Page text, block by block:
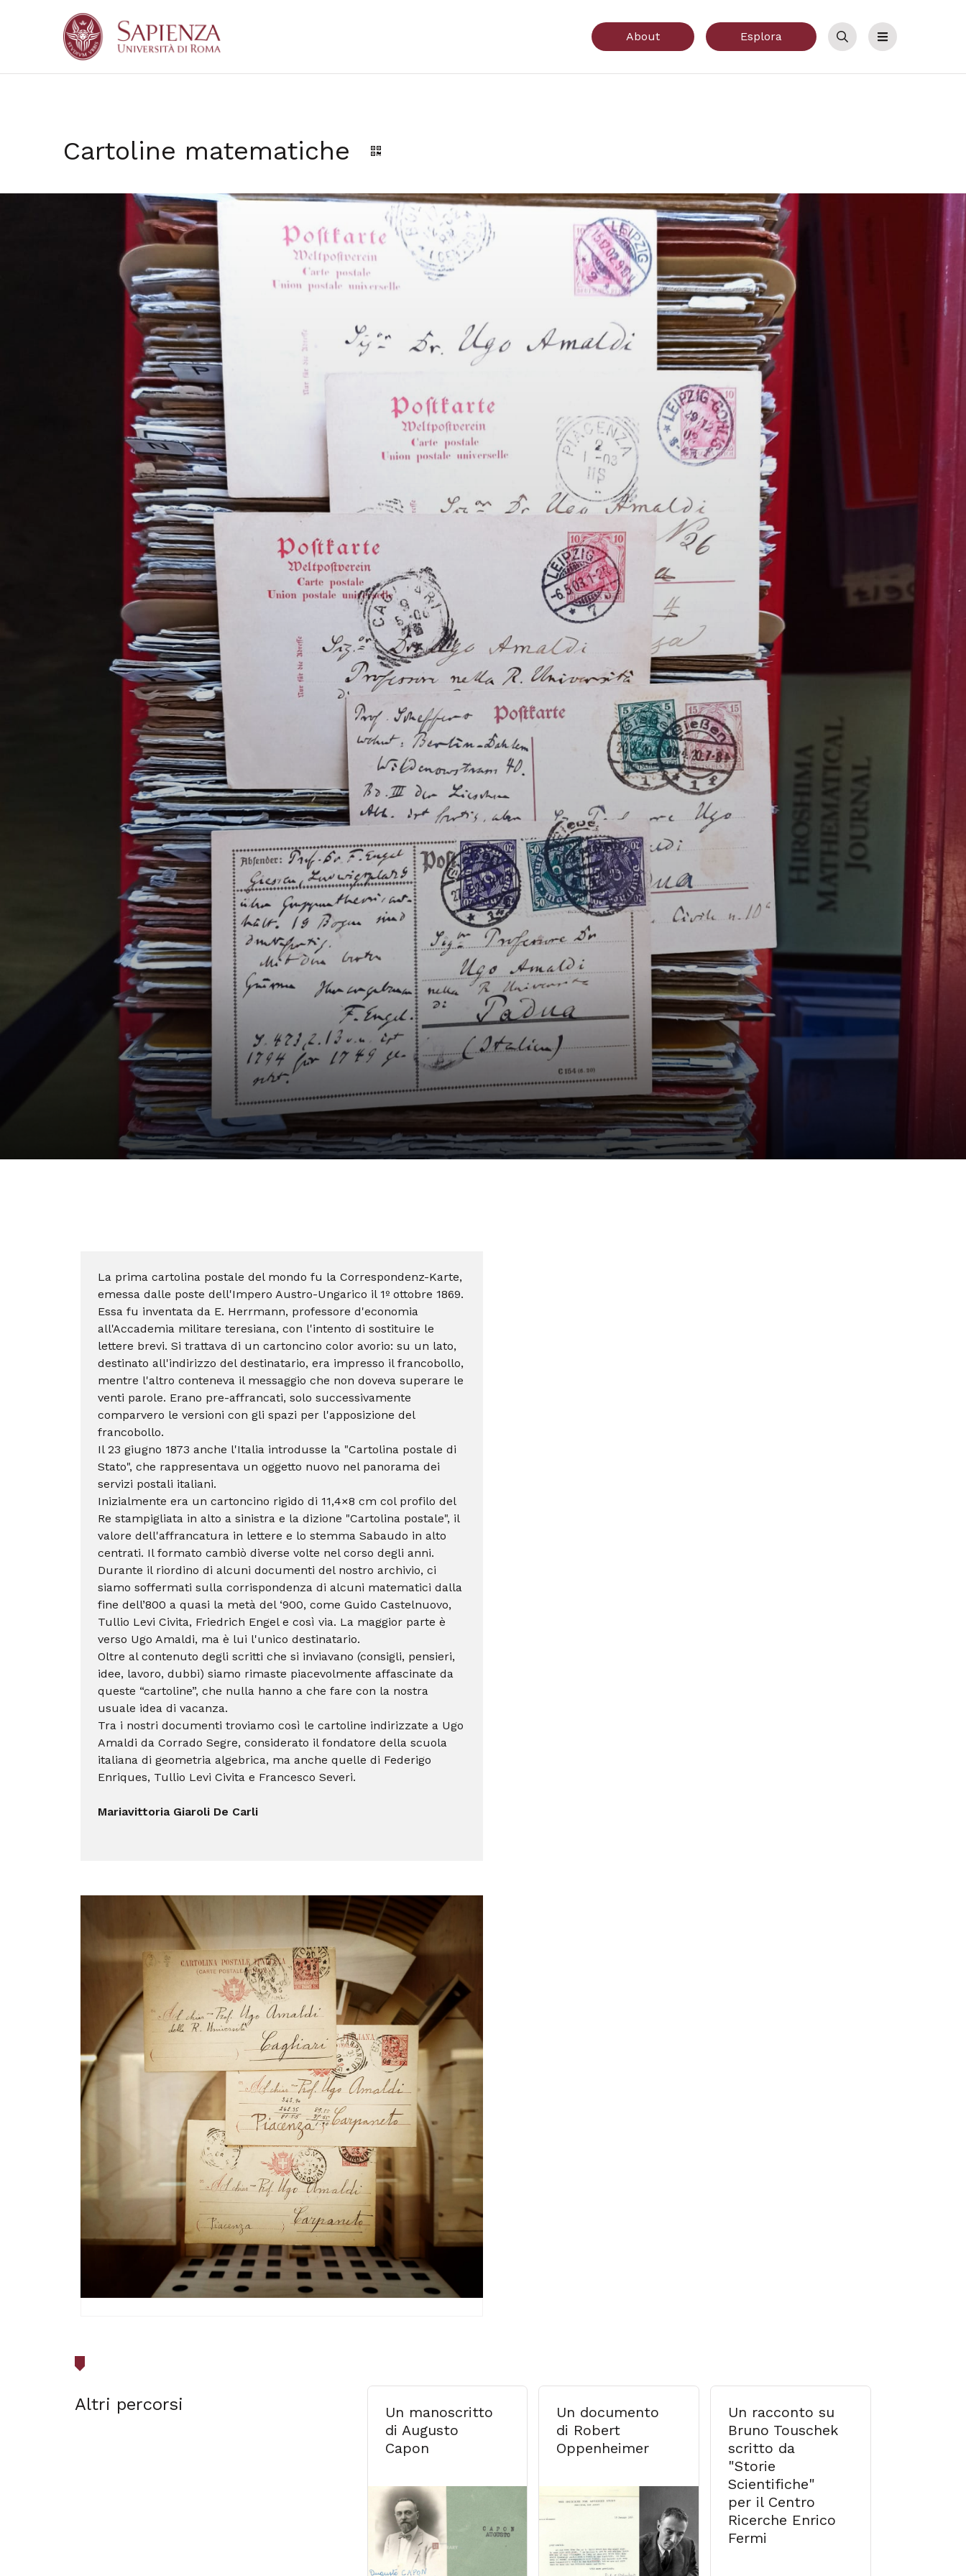
About Esplora
Cerca Menu
Cartoline matematiche Genera il QR Code della scheda
La prima cartolina postale del mondo fu la Correspondenz-Karte,
emessa dalle poste dell'Impero Austro-Ungarico il 1º ottobre 1869.
Essa fu inventata da E. Herrmann, professore d'economia
all'Accademia militare teresiana, con l'intento di sostituire le
lettere brevi. Si trattava di un cartoncino color avorio: su un lato,
destinato all'indirizzo del destinatario, era impresso il francobollo,
mentre l'altro conteneva il messaggio che non doveva superare le
venti parole. Erano pre-affrancati, solo successivamente
comparvero le versioni con gli spazi per l'apposizione del
francobollo.
Il 23 giugno 1873 anche l'Italia introdusse la "Cartolina postale di
Stato", che rappresentava un oggetto nuovo nel panorama dei
servizi postali italiani.
Inizialmente era un cartoncino rigido di 11,4×8 cm col profilo del
Re stampigliata in alto a sinistra e la dizione "Cartolina postale", il
valore dell'affrancatura in lettere e lo stemma Sabaudo in alto
centrati. Il formato cambiò diverse volte nel corso degli anni.
Durante il riordino di alcuni documenti del nostro archivio, ci
siamo soffermati sulla corrispondenza di alcuni matematici dalla
fine dell’800 a quasi la metà del ‘900, come Guido Castelnuovo,
Tullio Levi Civita, Friedrich Engel e così via. La maggior parte è
verso Ugo Amaldi, ma è lui l'unico destinatario.
Oltre al contenuto degli scritti che si inviavano (consigli, pensieri,
idee, lavoro, dubbi) siamo rimaste piacevolmente affascinate da
queste “cartoline”, che nulla hanno a che fare con la nostra
usuale idea di vacanza.
Tra i nostri documenti troviamo così le cartoline indirizzate a Ugo
Amaldi da Corrado Segre, considerato il fondatore della scuola
italiana di geometria algebrica, ma anche quelle di Federigo
Enriques, Tullio Levi Civita e Francesco Severi.
Mariavittoria Giaroli De Carli
Altri percorsi
Un manoscritto
di Augusto
Capon
Un documento
di Robert
Oppenheimer
Un racconto su
Bruno Touschek
scritto da
"Storie
Scientifiche"
per il Centro
Ricerche Enrico
Fermi